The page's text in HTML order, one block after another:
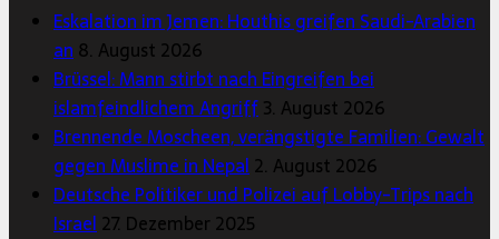
Eskalation im Jemen: Houthis greifen Saudi-Arabien
an8. August 2026
Brüssel: Mann stirbt nach Eingreifen bei
islamfeindlichem Angriff3. August 2026
Brennende Moscheen, verängstigte Familien: Gewalt
gegen Muslime in Nepal2. August 2026
Deutsche Politiker und Polizei auf Lobby-Trips nach
Israel27. Dezember 2025